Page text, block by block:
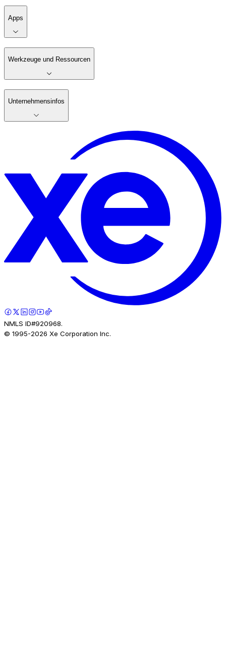
Apps
Werkzeuge und Ressourcen
Unternehmensinfos
NMLS ID#920968.
© 1995-2026 Xe Corporation Inc.